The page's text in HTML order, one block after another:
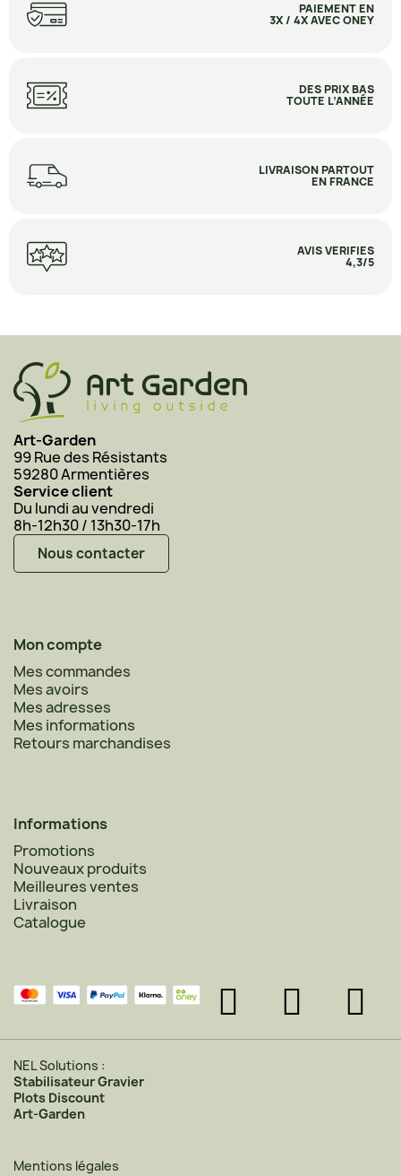
PAIEMENT EN
3X / 4X AVEC ONEY
DES PRIX BAS
TOUTE L’ANNÉE
LIVRAISON PARTOUT
EN FRANCE
AVIS VERIFIES
4,3/5
Art-Garden
99 Rue des Résistants
59280 Armentières
Service client
Du lundi au vendredi
8h-12h30 / 13h30-17h
Nous contacter
Mon compte
Mes commandes
Mes avoirs
Mes adresses
Mes informations
Retours marchandises
Informations
Promotions
Nouveaux produits
Meilleures ventes
Livraison
Catalogue
NEL Solutions :
Stabilisateur Gravier
Plots Discount
Art-Garden
Mentions légales